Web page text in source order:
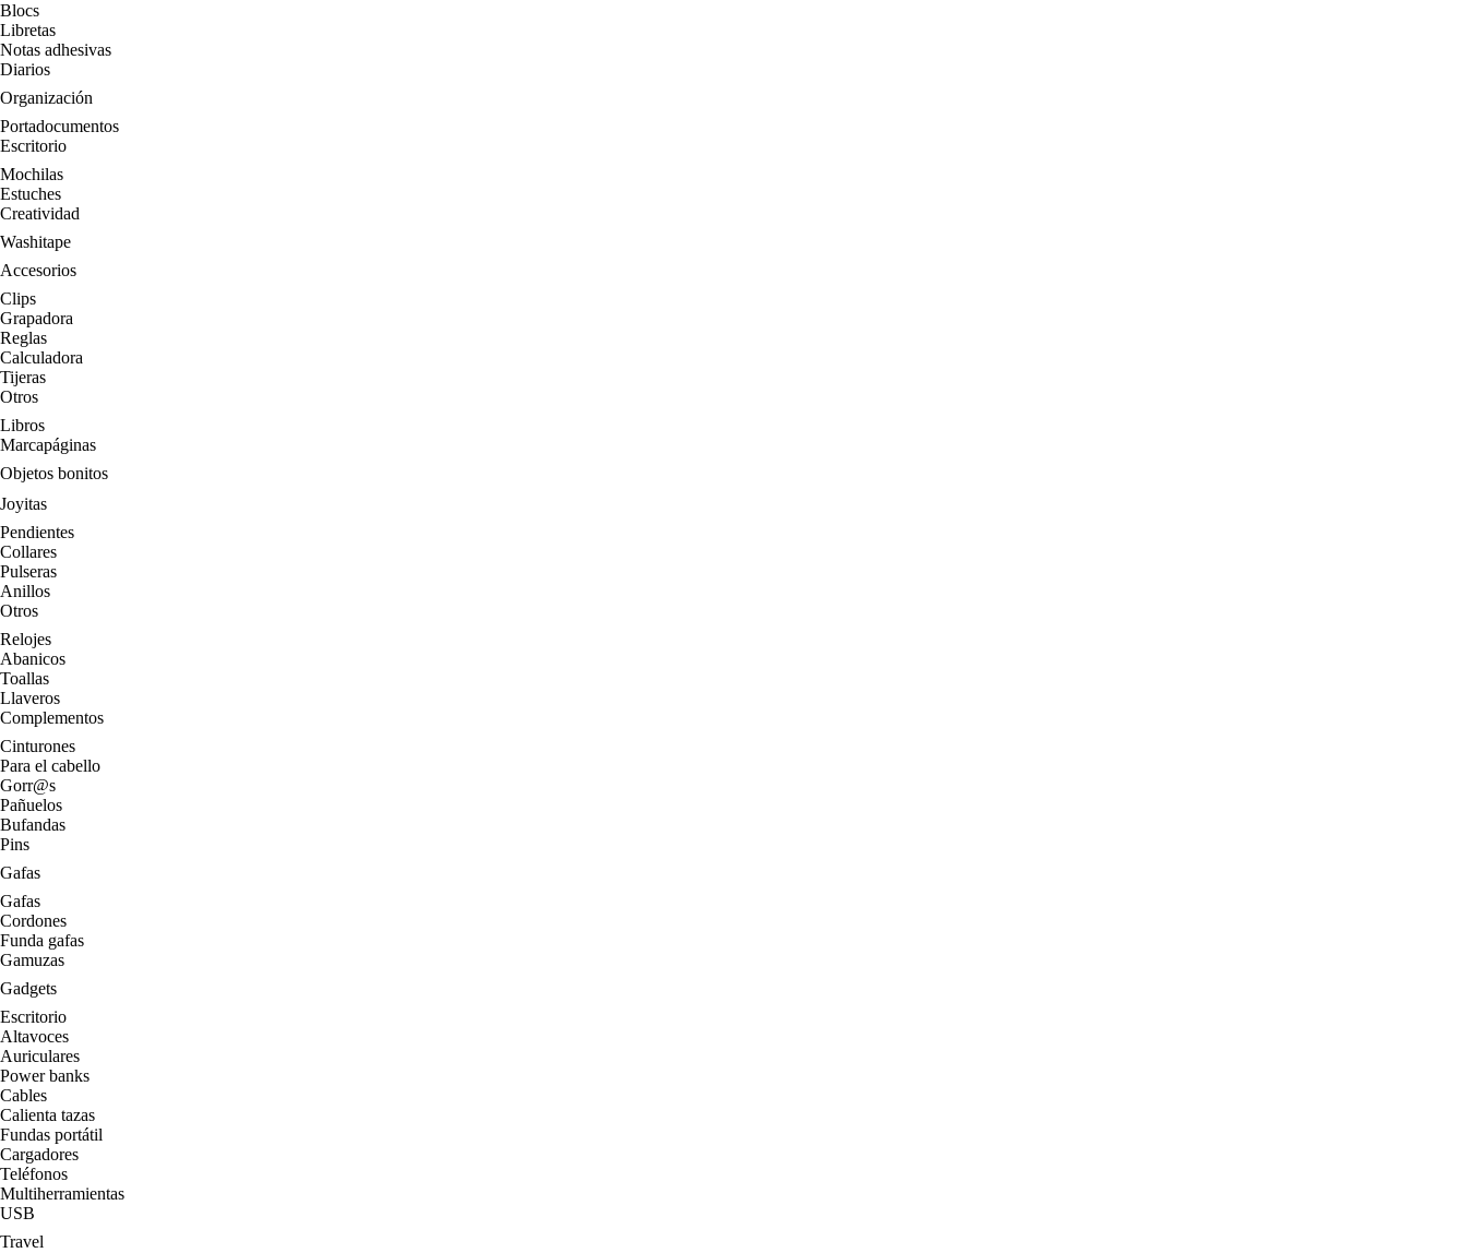
Blocs
Libretas
Notas adhesivas
Diarios
Organización
Portadocumentos
Escritorio
Mochilas
Estuches
Creatividad
Washitape
Accesorios
Clips
Grapadora
Reglas
Calculadora
Tijeras
Otros
Libros
Marcapáginas
Objetos bonitos
Joyitas
Pendientes
Collares
Pulseras
Anillos
Otros
Relojes
Abanicos
Toallas
Llaveros
Complementos
Cinturones
Para el cabello
Gorr@s
Pañuelos
Bufandas
Pins
Gafas
Gafas
Cordones
Funda gafas
Gamuzas
Gadgets
Escritorio
Altavoces
Auriculares
Power banks
Cables
Calienta tazas
Fundas portátil
Cargadores
Teléfonos
Multiherramientas
USB
Travel